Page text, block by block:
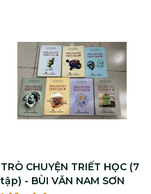
TRÒ CHUYỆN TRIẾT HỌC (7
tập) - BÙI VĂN NAM SƠN